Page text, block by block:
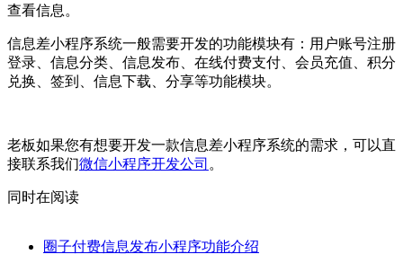
查看信息。
信息差小程序系统一般需要开发的功能模块有：用户账号注册
登录、信息分类、信息发布、在线付费支付、会员充值、积分
兑换、签到、信息下载、分享等功能模块。
老板如果您有想要开发一款信息差小程序系统的需求，可以直
接联系我们微信小程序开发公司 。
同时在阅读
圈子付费信息发布小程序功能介绍